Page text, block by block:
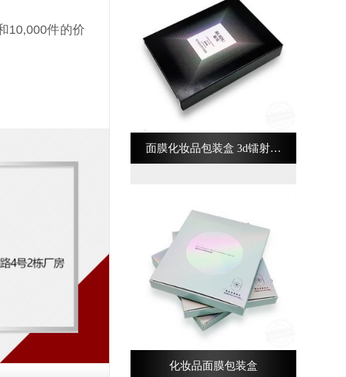
10,000件的价
面膜化妆品包装盒 3d镭射化
化妆品面膜包装盒